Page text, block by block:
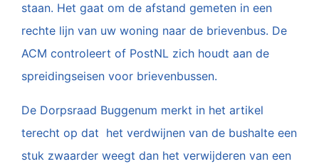
staan. Het gaat om de afstand gemeten in een
rechte lijn van uw woning naar de brievenbus. De
ACM controleert of PostNL zich houdt aan de
spreidingseisen voor brievenbussen.
De Dorpsraad Buggenum merkt in het artikel
terecht op dat het verdwijnen van de bushalte een
stuk zwaarder weegt dan het verwijderen van een